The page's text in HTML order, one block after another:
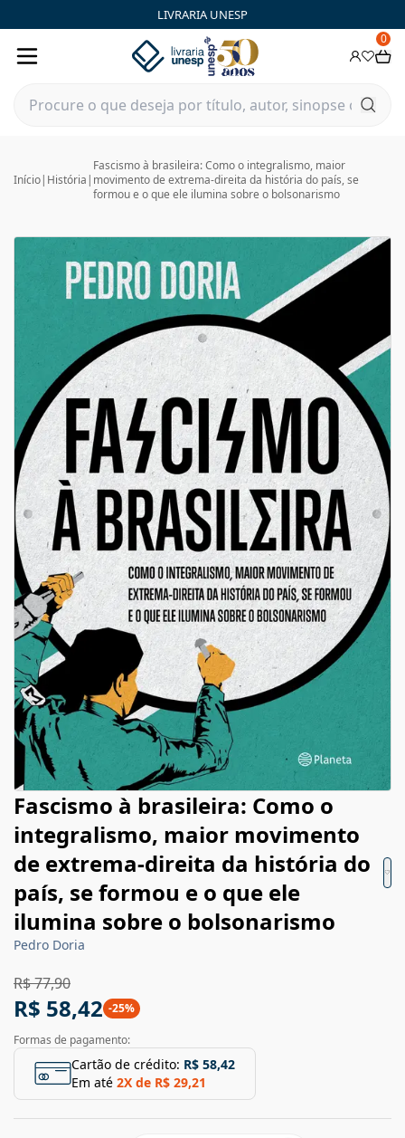
LIVRARIA UNESP
0
Início| História |
Fascismo à brasileira: Como o integralismo, maior
movimento de extrema-direita da história do país, se
formou e o que ele ilumina sobre o bolsonarismo
Fascismo à brasileira: Como o
integralismo, maior movimento
de extrema-direita da história do
país, se formou e o que ele
ilumina sobre o bolsonarismo
Pedro Doria
R$ 77,90
R$ 58,42 -25%
Formas de pagamento:
Cartão de crédito: R$ 58,42
Em até 2X de R$ 29,21